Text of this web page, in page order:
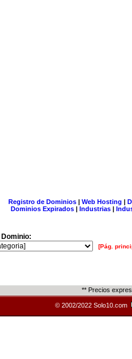
Registro de Dominios| Web Hosting |
Dominios Expirados | Industrias |
[Pág.
** Precios
© 2002/2022 Solo10.com